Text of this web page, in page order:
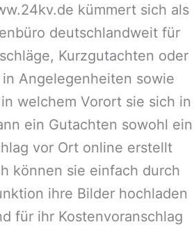
kümmert sich als
deutschlandweit für
Kurzgutachten oder
Angelegenheiten sowie
welchem Vorort sie sich in
ein Gutachten sowohl ein
vor Ort online erstellt
können sie einfach durch
ihre Bilder hochladen
für ihr Kostenvoranschlag